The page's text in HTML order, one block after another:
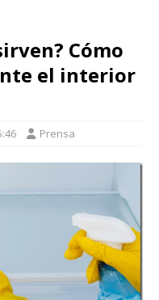
Cómo
el interior
Prensa